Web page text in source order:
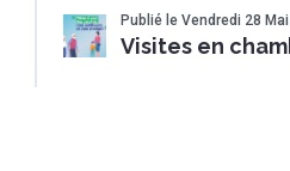
Publié le Vendredi 28 Mai
Visites en